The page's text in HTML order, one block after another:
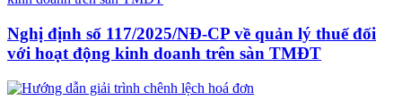
Nghị định số 117/2025/NĐ-CP về quản lý thuế đối
với hoạt động kinh doanh trên sàn TMĐT